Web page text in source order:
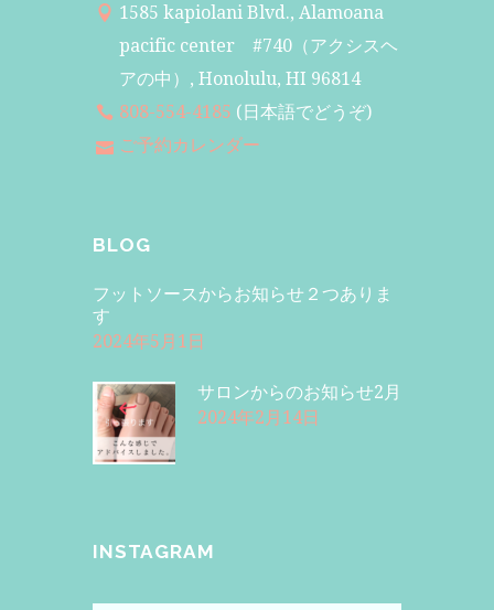
1585 kapiolani Blvd., Alamoana
pacific center #740（アクシスヘ
アの中）, Honolulu, HI 96814
808-554-4185 (日本語でどうぞ)
ご予約カレンダー
BLOG
フットソースからお知らせ２つありま
す
2024年5月1日
サロンからのお知らせ2月
2024年2月14日
INSTAGRAM